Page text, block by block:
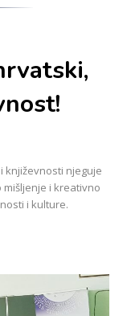
književnosti njeguje
mišljenje i kreativno
i kulture.